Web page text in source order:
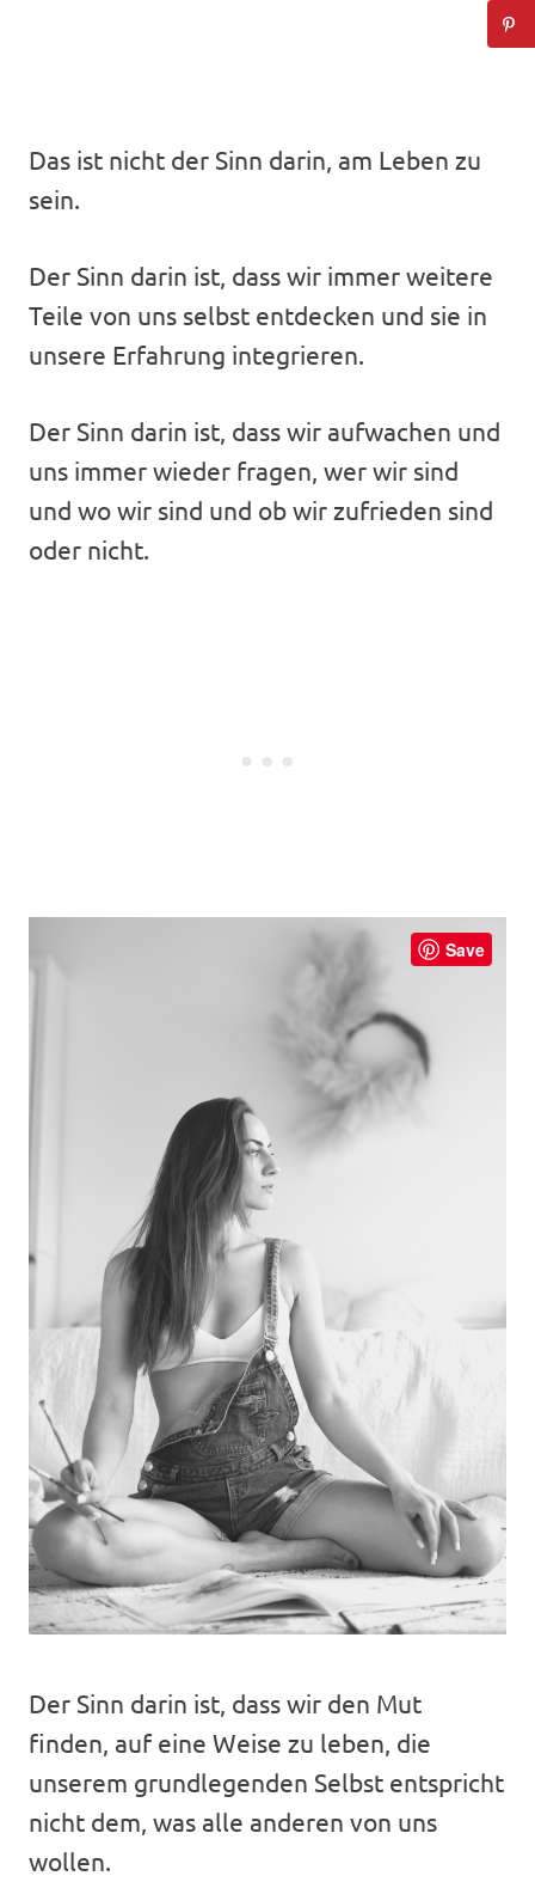
Das ist nicht der Sinn darin, am Leben zu
sein.
Der Sinn darin ist, dass wir immer weitere
Teile von uns selbst entdecken und sie in
unsere Erfahrung integrieren.
Der Sinn darin ist, dass wir aufwachen und
uns immer wieder fragen, wer wir sind
und wo wir sind und ob wir zufrieden sind
oder nicht.
Save
Der Sinn darin ist, dass wir den Mut
finden, auf eine Weise zu leben, die
unserem grundlegenden Selbst entspricht
nicht dem, was alle anderen von uns
wollen.